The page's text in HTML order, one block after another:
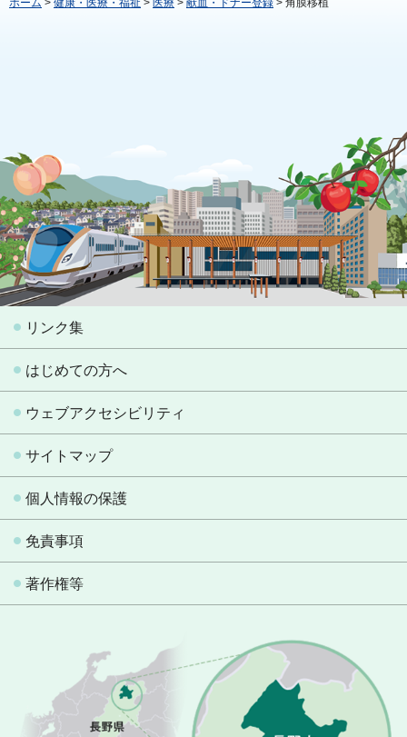
ホーム > 健康・医療・福祉 > 医療 > 献血・ドナー登録 > 角膜移植
リンク集
はじめての方へ
ウェブアクセシビリティ
サイトマップ
個人情報の保護
免責事項
著作権等